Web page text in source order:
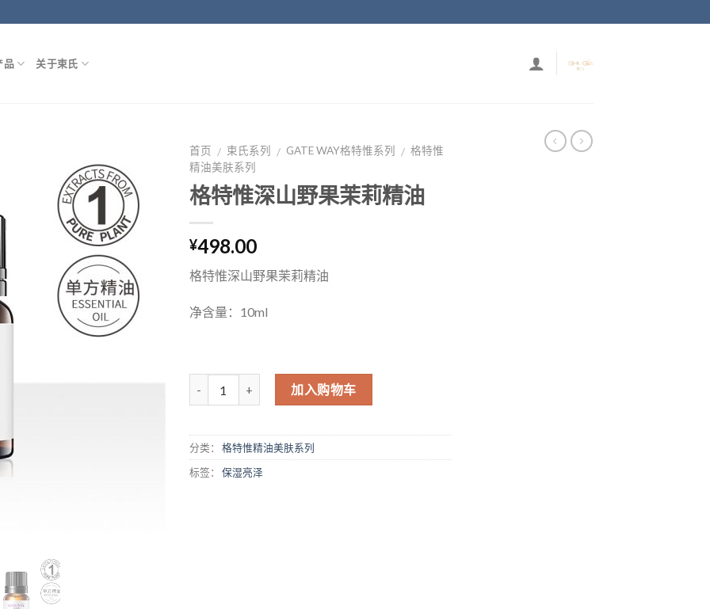
品 关于束氏
首页 / 束氏系列 / GATE WAY格特惟系列 / 格特惟
精油美肤系列
格特惟深山野果茉莉精油
¥498.00
格特惟深山野果茉莉精油
净含量：10ml
加入购物车
分类： 格特惟精油美肤系列
标签： 保湿亮泽